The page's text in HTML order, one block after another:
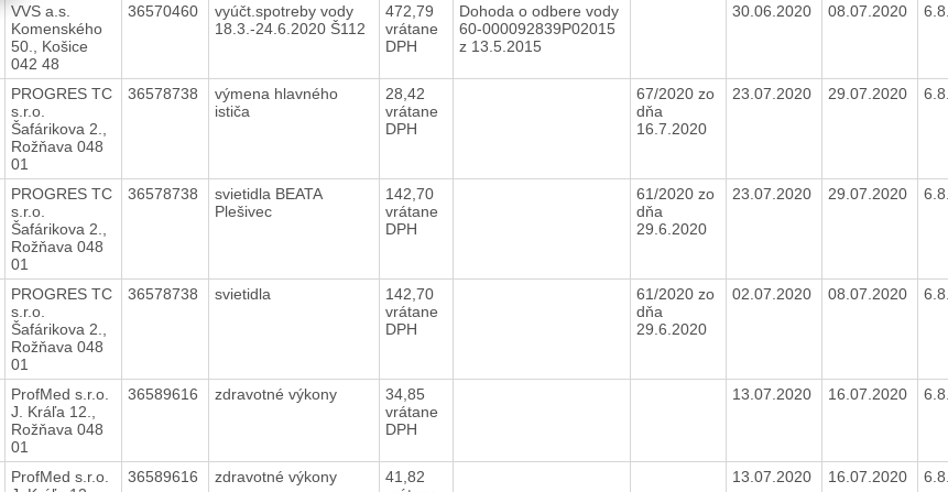
VVS a.s.
Komenského
50., Košice
042 48
36570460
vyúčt.spotreby vody
18.3.-24.6.2020 Š112
472,79
vrátane
DPH
Dohoda o odbere vody
60-000092839P02015
z 13.5.2015
30.06.2020 08.07.2020
PROGRES TC
s.r.o.
Šafárikova 2.,
Rožňava 048
01
36578738
výmena hlavného
ističa
28,42
vrátane
DPH
67/2020 zo
dňa
16.7.2020
23.07.2020 29.07.2020
PROGRES TC
s.r.o.
Šafárikova 2.,
Rožňava 048
01
36578738
svietidla BEATA
Plešivec
142,70
vrátane
DPH
61/2020 zo
dňa
29.6.2020
23.07.2020 29.07.2020
PROGRES TC
s.r.o.
Šafárikova 2.,
Rožňava 048
01
36578738 svietidla
142,70
vrátane
DPH
61/2020 zo
dňa
29.6.2020
02.07.2020 08.07.2020
ProfMed s.r.o.
J. Kráľa 12.,
Rožňava 048
01
36589616 zdravotné výkony
34,85
vrátane
DPH
13.07.2020 16.07.2020
ProfMed s.r.o.
36589616 zdravotné výkony
41,82
13.07.2020 16.07.2020